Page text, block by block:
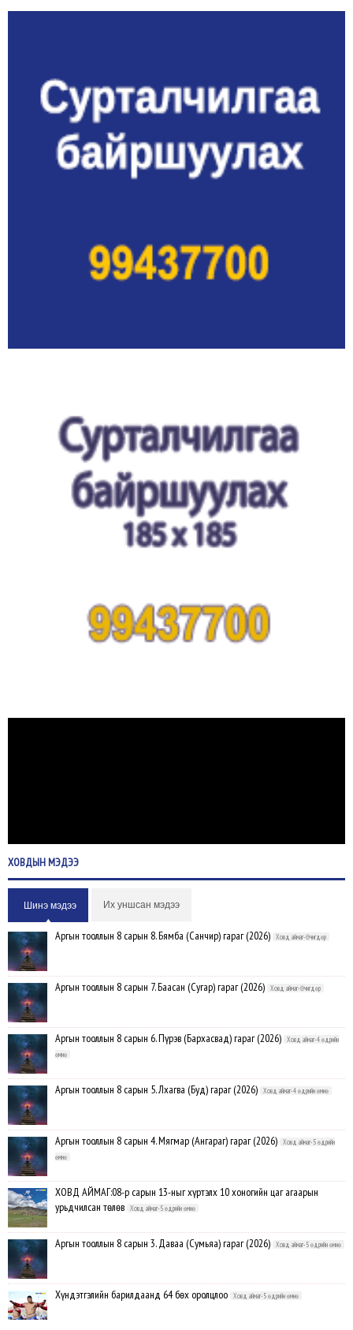
ХОВДЫНМЭДЭЭ
Шинэ мэдээ Их уншсан мэдээ
Аргын тооллын 8 сарын 8. Бямба (Санчир) гараг (2026) Ховд аймаг-Өчигдөр
Аргын тооллын 8 сарын 7. Баасан (Сугар) гараг (2026) Ховд аймаг-Өчигдөр
Аргын тооллын 8 сарын 6. Пүрэв (Бархасвад) гараг (2026)
Ховд аймаг-4 өдрийн
өмнө
Аргын тооллын 8 сарын 5. Лхагва (Буд) гараг (2026) Ховд аймаг-4 өдрийн өмнө
Аргын тооллын 8 сарын 4. Мягмар (Ангараг) гараг (2026)
Ховд аймаг-5 өдрийн
өмнө
ХОВД АЙМАГ:08-р сарын 13-ныг хүртэлх 10 хоногийн цаг агаарын
урьдчилсан төлөв
Ховд аймаг-5 өдрийн өмнө
Аргын тооллын 8 сарын 3. Даваа (Сумьяа) гараг (2026) Ховд аймаг-5 өдрийн өмнө
Хүндэтгэлийн барилдаанд 64 бөх оролцлоо Ховд аймаг-5 өдрийн өмнө